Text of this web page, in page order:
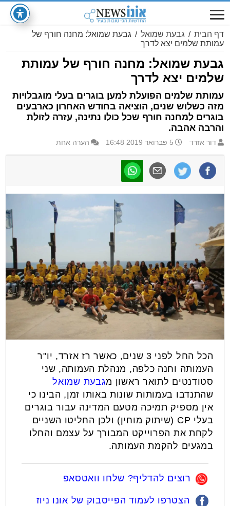
דף הבית / גבעת שמואל / גבעת שמואל: מחנה חורף של
עמותת שלמים יצא לדרך
גבעת שמואל: מחנה חורף של עמותת
שלמים יצא לדרך
עמותת שלמים הפועלת למען בוגרים בעלי מוגבלויות
מזה כשלוש שנים, הוציאה בחודש האחרון כארבעים
בוגרים למחנה חורף שכל כולו נתינה, עזרה לזולת
והרבה אהבה.
דור אזרד 5 פברואר 2019 16:48 הערה אחת
הכל החל לפני 3 שנים, כאשר רז אזרד, יו"ר
העמותה וחנה כלפה, מנהלת העמותה, שני
סטודנטים לתואר ראשון מגבעת שמואל
שהתנדבו בעמותות שונות באותו זמן, הבינו כי
אין מספיק תמיכה מטעם המדינה עבור בוגרים
בעלי CP (שיתוק מוחין) ולכן החליטו השניים
לקחת את הפרוייקט המבורך על עצמם והחלו
במגעים להקמת העמותה.
רוצים להדליף? שלחו וואטסאפ
הצטרפו לעמוד הפייסבוק של אונו ניוז